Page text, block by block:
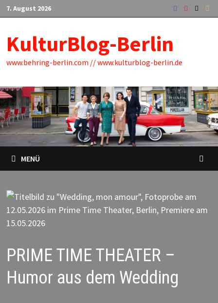
Zum
Inhalt
7. August 2026
KulturBlog-Berlin
www.behring-berlin.com // www.kulturblog-berlin.de
MENÜ
PRIME TIME THEATER –
Humor aus dem Wedding